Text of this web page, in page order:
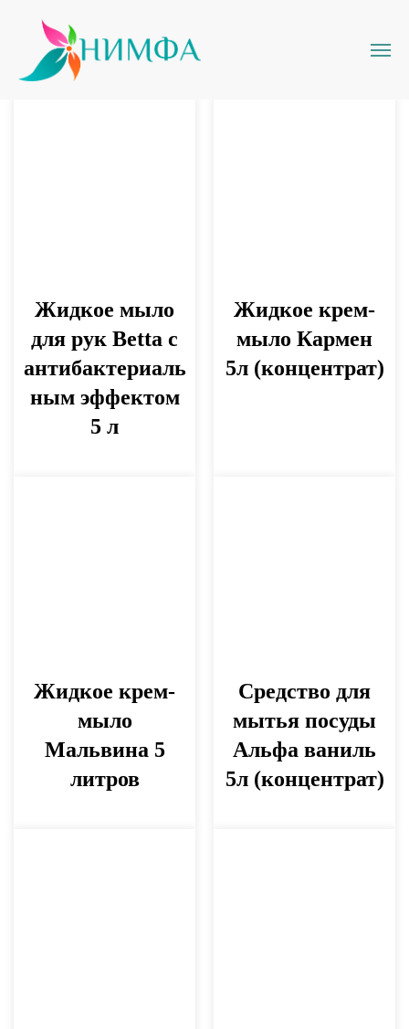
Жидкое мыло
для рук Betta с
антибактериаль
ным эффектом
5 л
Жидкое крем-
мыло Кармен
5л (концентрат)
Жидкое крем-
мыло
Мальвина 5
литров
Средство для
мытья посуды
Альфа ваниль
5л (концентрат)